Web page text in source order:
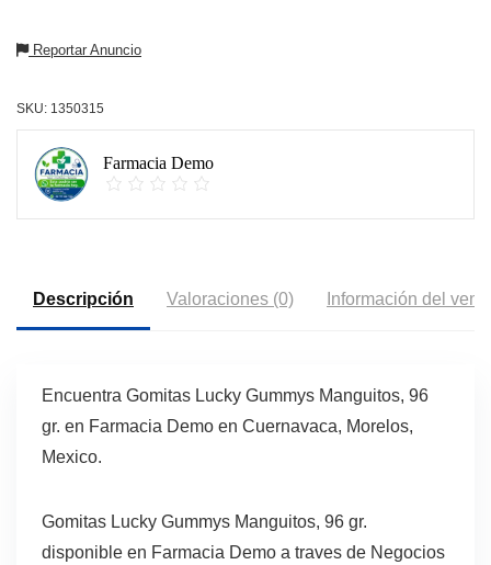
Reportar Anuncio
SKU: 1350315
Farmacia Demo
Descripción Valoraciones (0) Información del
Encuentra Gomitas Lucky Gummys Manguitos, 96
gr. en Farmacia Demo en Cuernavaca, Morelos,
Mexico.
Gomitas Lucky Gummys Manguitos, 96 gr.
disponible en Farmacia Demo a traves de Negocios